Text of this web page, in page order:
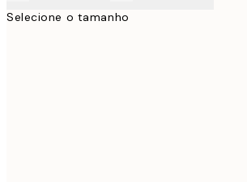
Selecione o tamanho